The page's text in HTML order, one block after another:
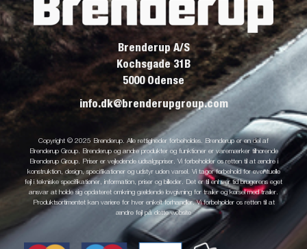
Brenderup A/S
Kochsgade 31B
5000 Odense
info.dk@brenderupgroup.com
Copyright © 2025 Brenderup. Alle rettigheder forbeholdes. Brenderup er en del af
Brenderup Group. Brenderup og andre produkter og funktioner er varemærker tilhørende
Brenderup Group. Priser er vejledende udsalgspriser. Vi forbeholder os retten til at ændre i
konstruktion, design, specifikationer og udstyr uden varsel. Vi tager forbehold for eventuelle
fejl i tekniske specifikationer, information, priser og billeder. Det er til enhver tid brugerens eget
ansvar at holde sig opdateret omkring gældende lovgivning for trailer og kørsel med trailer.
Produktsortimentet kan variere for hver enkelt forhandler. Vi forbeholder os retten til at
ændre fejl på dette website